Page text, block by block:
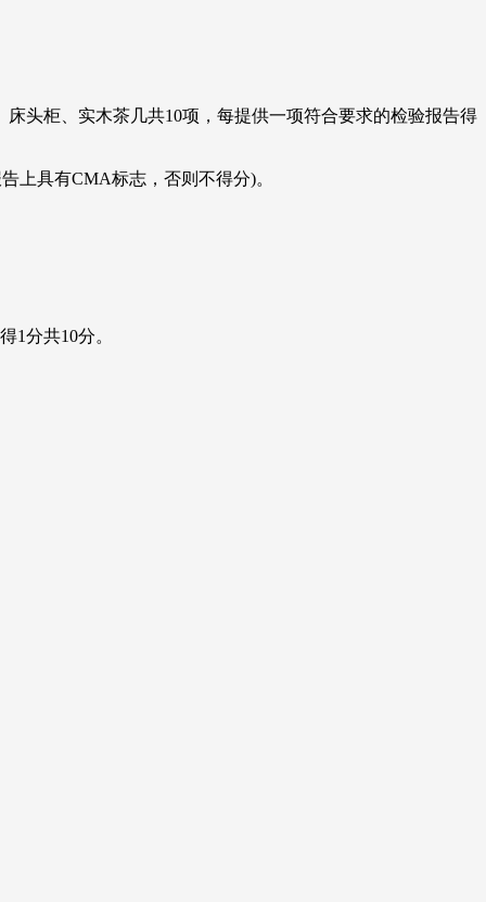
头柜、实木茶几共10项，每提供一项符合要求的检验报告得
上具有CMA标志，否则不得分)。
1分共10分。